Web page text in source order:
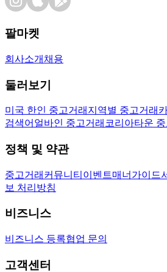
팔마켓
회사소개 채용
둘러보기
미국 한인 중고거래 지역별 중고거래
검색어 얼바인 중고거래 코리아타운
정책 및 약관
중고거래 커뮤니티 이벤트매너가이드
보 처리방침
비즈니스
비즈니스 등록협업 문의
고객센터